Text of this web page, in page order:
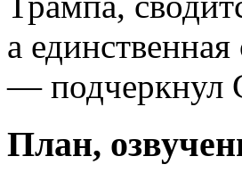
а
— подчеркнул
План,